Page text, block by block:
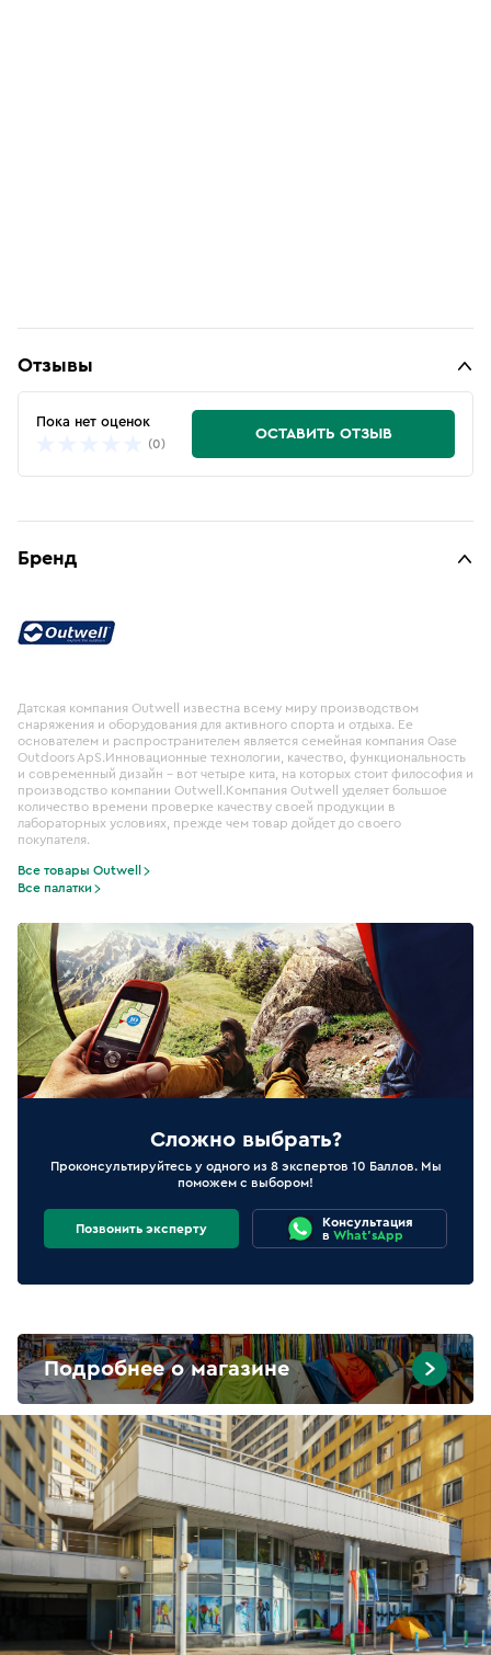
Отзывы
Пока нет оценок
(0)
ОСТАВИТЬ ОТЗЫВ
Бренд
Датская компания Outwell известна всему миру производством
снаряжения и оборудования для активного спорта и отдыха. Ее
основателем и распространителем является семейная компания Oase
Outdoors ApS.Инновационные технологии, качество, функциональность
и современный дизайн – вот четыре кита, на которых стоит философия и
производство компании Outwell.Компания Outwell уделяет большое
количество времени проверке качеству своей продукции в
лабораторных условиях, прежде чем товар дойдет до своего
покупателя.
Все товары Outwell
Все палатки
Сложно выбрать?
Проконсультируйтесь у одного из 8 экспертов 10 Баллов. Мы
поможем с выбором!
Позвонить эксперту
Консультация
в What'sApp
Подробнее о магазине